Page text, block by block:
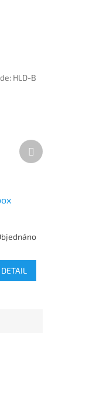
DETAIL
HLD-B
Next
product